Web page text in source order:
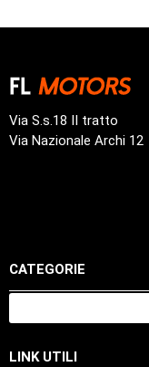
Via S.s.18 II tratto
Via Nazionale Archi 12
CATEGORIE
LINK UTILI